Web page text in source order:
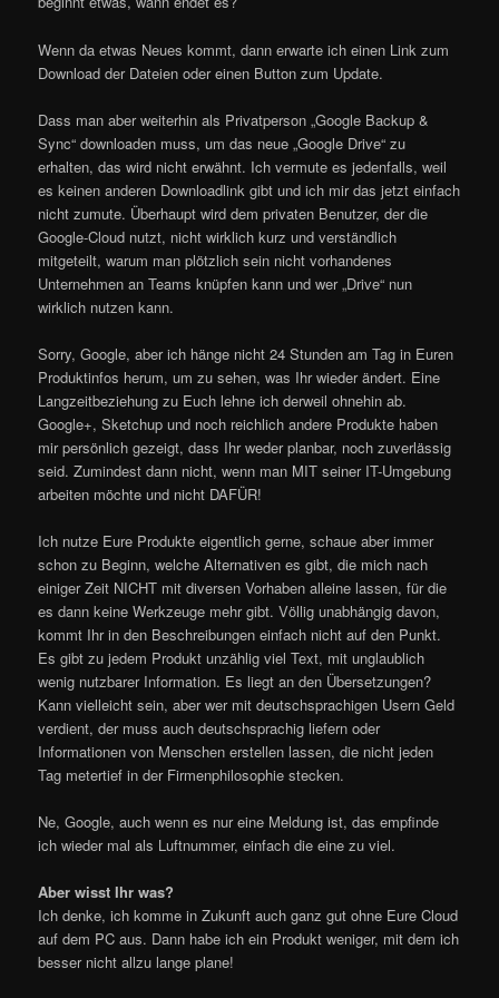
Wenn da etwas Neues kommt, dann erwarte ich einen Link zum
Download der Dateien oder einen Button zum Update.
Dass man aber weiterhin als Privatperson „Google Backup &
Sync“ downloaden muss, um das neue „Google Drive“ zu
erhalten, das wird nicht erwähnt. Ich vermute es jedenfalls, weil
es keinen anderen Downloadlink gibt und ich mir das jetzt einfach
nicht zumute. Überhaupt wird dem privaten Benutzer, der die
Google-Cloud nutzt, nicht wirklich kurz und verständlich
mitgeteilt, warum man plötzlich sein nicht vorhandenes
Unternehmen an Teams knüpfen kann und wer „Drive“ nun
wirklich nutzen kann.
Sorry, Google, aber ich hänge nicht 24 Stunden am Tag in Euren
Produktinfos herum, um zu sehen, was Ihr wieder ändert. Eine
Langzeitbeziehung zu Euch lehne ich derweil ohnehin ab.
Google+, Sketchup und noch reichlich andere Produkte haben
mir persönlich gezeigt, dass Ihr weder planbar, noch zuverlässig
seid. Zumindest dann nicht, wenn man MIT seiner IT-Umgebung
arbeiten möchte und nicht DAFÜR!
Ich nutze Eure Produkte eigentlich gerne, schaue aber immer
schon zu Beginn, welche Alternativen es gibt, die mich nach
einiger Zeit NICHT mit diversen Vorhaben alleine lassen, für die
es dann keine Werkzeuge mehr gibt. Völlig unabhängig davon,
kommt Ihr in den Beschreibungen einfach nicht auf den Punkt.
Es gibt zu jedem Produkt unzählig viel Text, mit unglaublich
wenig nutzbarer Information. Es liegt an den Übersetzungen?
Kann vielleicht sein, aber wer mit deutschsprachigen Usern Geld
verdient, der muss auch deutschsprachig liefern oder
Informationen von Menschen erstellen lassen, die nicht jeden
Tag metertief in der Firmenphilosophie stecken.
Ne, Google, auch wenn es nur eine Meldung ist, das empfinde
ich wieder mal als Luftnummer, einfach die eine zu viel.
Aber wisst Ihr was?
Ich denke, ich komme in Zukunft auch ganz gut ohne Eure Cloud
auf dem PC aus. Dann habe ich ein Produkt weniger, mit dem ich
besser nicht allzu lange plane!